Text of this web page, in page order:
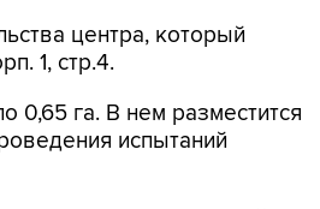
центра, который
1, стр.4.
0,65 га. В нем разместится
испытаний